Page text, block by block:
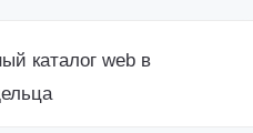
каталог web в